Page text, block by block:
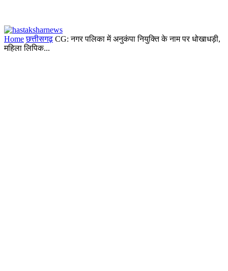
Home छत्तीसगढ़ CG: नगर पलिका में अनुकंपा नियुक्ति के नाम पर धोखाधड़ी,
महिला लिपिक...